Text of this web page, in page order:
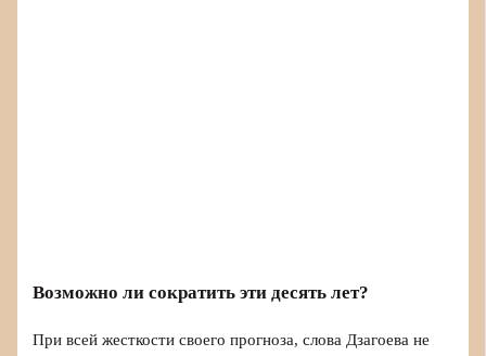
Возможно ли сократить эти десять лет?
При всей жесткости своего прогноза, слова Дзагоева не